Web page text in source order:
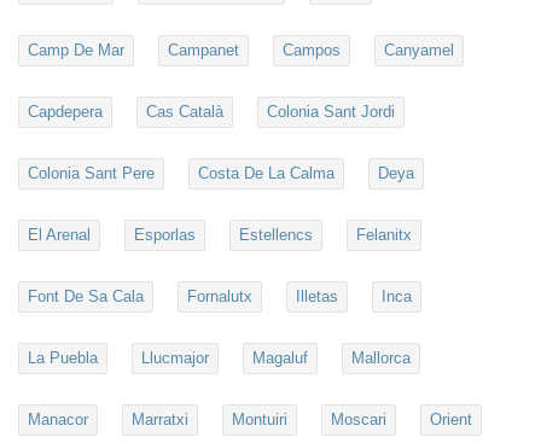
Camp De Mar Campanet Campos Canyamel
Capdepera Cas Català Colonia Sant Jordi
Colonia Sant Pere Costa De La Calma Deya
El Arenal Esporlas Estellencs Felanitx
Font De Sa Cala Fornalutx Illetas Inca
La Puebla Llucmajor Magaluf Mallorca
Manacor Marratxi Montuiri Moscari Orient